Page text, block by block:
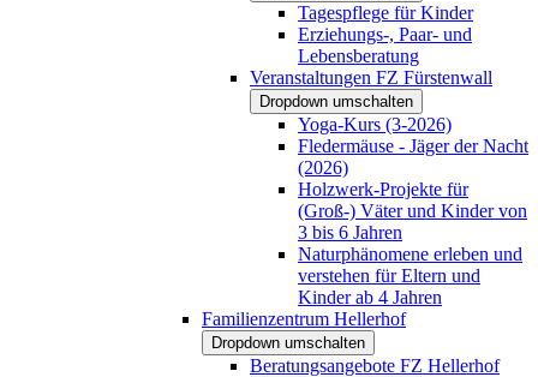
Tagespflege für Kinder
Erziehungs-, Paar- und
Lebensberatung
Veranstaltungen FZ Fürstenwall
Dropdown umschalten
Yoga-Kurs (3-2026)
Fledermäuse - Jäger der Nacht
(2026)
Holzwerk-Projekte für
(Groß-) Väter und Kinder von
3 bis 6 Jahren
Naturphänomene erleben und
verstehen für Eltern und
Kinder ab 4 Jahren
Familienzentrum Hellerhof
Dropdown umschalten
Beratungsangebote FZ Hellerhof